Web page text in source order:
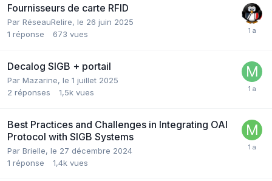
Fournisseurs de carte RFID
Par RéseauRelire, le 26 juin 2025
1 réponse 673 vues
Decalog SIGB + portail
Par Mazarine, le 1 juillet 2025
2 réponses 1,5k vues
Best Practices and Challenges in Integrating OAI
Protocol with SIGB Systems
Par Brielle, le 27 décembre 2024
1 réponse 1,4k vues